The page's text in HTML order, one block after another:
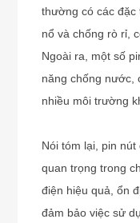
thường có các
nổ và chống rò rỉ,
Ngoài ra, một số
năng chống nước,
nhiều môi trường
Nói tóm lại, pin
quan trọng trong
điện hiệu quả, ổn
đảm bảo việc sử